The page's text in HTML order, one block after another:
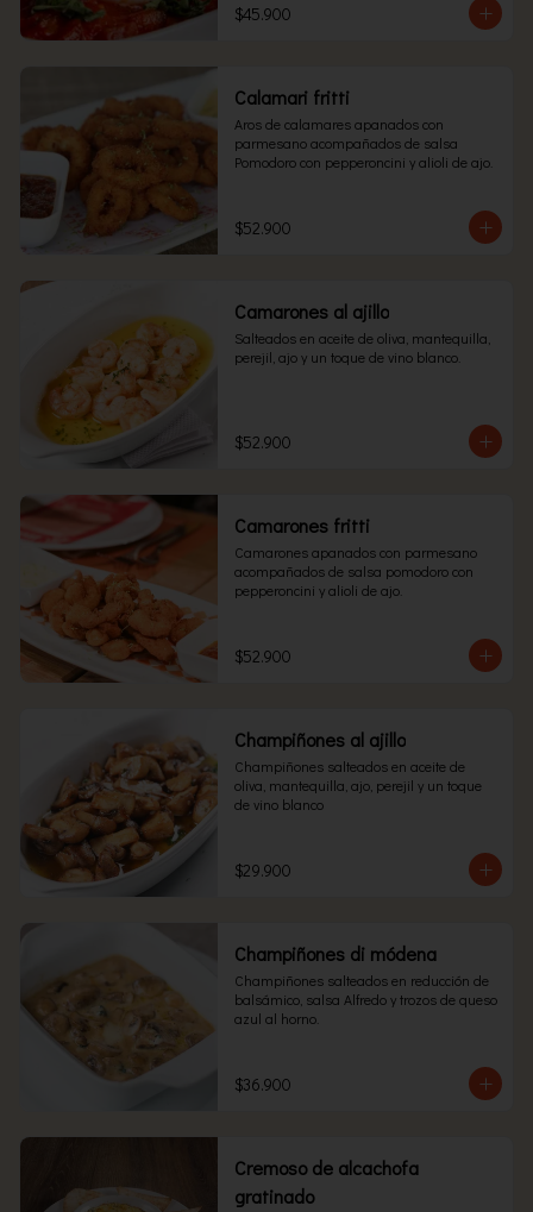
$45.900
Calamari fritti
Aros de calamares apanados con
parmesano acompañados de salsa
Pomodoro con pepperoncini y alioli de ajo.
$52.900
Camarones al ajillo
Salteados en aceite de oliva, mantequilla,
perejil, ajo y un toque de vino blanco.
$52.900
Camarones fritti
Camarones apanados con parmesano
acompañados de salsa pomodoro con
pepperoncini y alioli de ajo.
$52.900
Champiñones al ajillo
Champiñones salteados en aceite de
oliva, mantequilla, ajo, perejil y un toque
de vino blanco
$29.900
Champiñones di módena
Champiñones salteados en reducción de
balsámico, salsa Alfredo y trozos de queso
azul al horno.
$36.900
Cremoso de alcachofa
gratinado